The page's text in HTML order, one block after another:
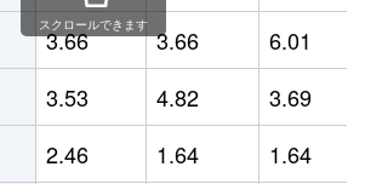
3.66 3.66
6.01
3.53 4.82
3.69
2.46 1.64
1.64
スクロールできます